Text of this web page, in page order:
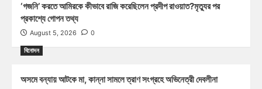
‘গজনি’ করতে আমিরকে কীভাবে রাজি করেছিলেন প্রদীপ রাওয়াত?মৃত্যুর পর
প্রকাশ্যে গোপন তথ্য
August 5, 2026 0
বিনোদন
অসমে বন্যায় আটকে মা, কান্না সামলে ত্রাণ সংগ্রহে অভিনেত্রী দেবলীনা